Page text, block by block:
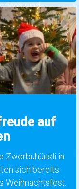
sind
…)
auf
Zwerbuhüüsli in
sich bereits
Weihnachtsfest.